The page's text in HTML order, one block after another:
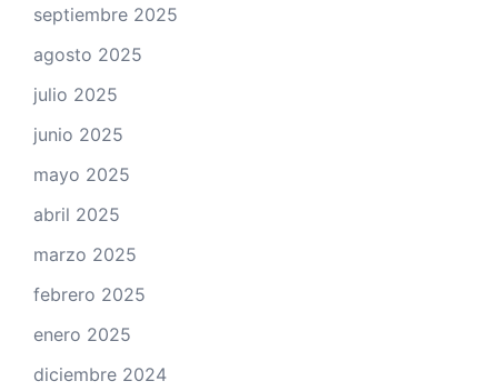
septiembre 2025
agosto 2025
julio 2025
junio 2025
mayo 2025
abril 2025
marzo 2025
febrero 2025
enero 2025
diciembre 2024